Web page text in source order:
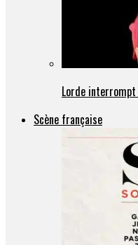
Lorde
Scène française